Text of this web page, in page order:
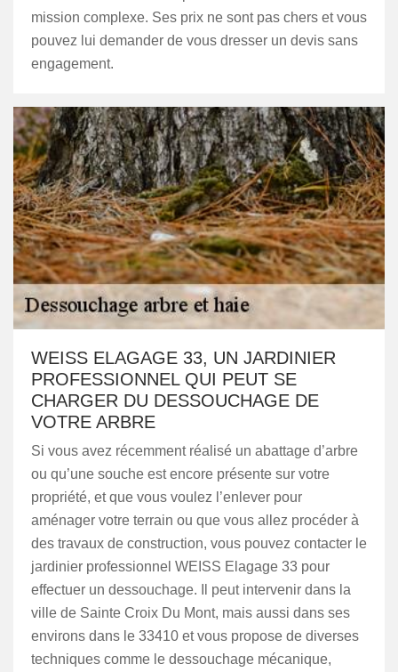
mission complexe. Ses prix ne sont pas chers et vous
pouvez lui demander de vous dresser un devis sans
engagement.
WEISS ELAGAGE 33, UN JARDINIER
PROFESSIONNEL QUI PEUT SE
CHARGER DU DESSOUCHAGE DE
VOTRE ARBRE
Si vous avez récemment réalisé un abattage d’arbre
ou qu’une souche est encore présente sur votre
propriété, et que vous voulez l’enlever pour
aménager votre terrain ou que vous allez procéder à
des travaux de construction, vous pouvez contacter le
jardinier professionnel WEISS Elagage 33 pour
effectuer un dessouchage. Il peut intervenir dans la
ville de Sainte Croix Du Mont, mais aussi dans ses
environs dans le 33410 et vous propose de diverses
techniques comme le dessouchage mécanique,